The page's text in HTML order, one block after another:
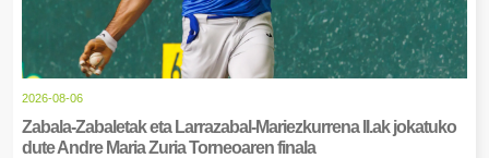
2026-08-06
Zabala-Zabaletak eta Larrazabal-Mariezkurrena II.ak jokatuko
dute Andre Maria Zuria Torneoaren finala